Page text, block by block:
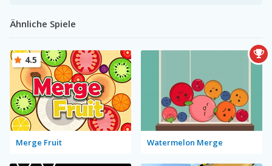
Ähnliche Spiele
Merge Fruit
4.5
Watermelon Merge